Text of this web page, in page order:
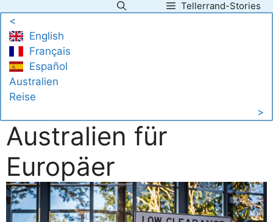
Inhalt
springen
Tellerrand-Stories
<
English
Français
Español
Australien
Reise
>
Australien für
Europäer